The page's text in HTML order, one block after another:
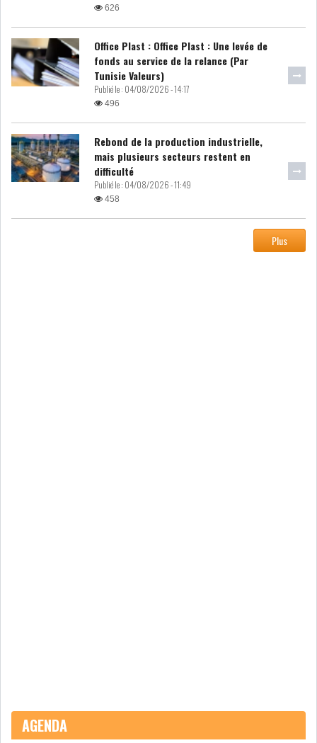
LE CALENDRIER FISCAL ET
ECONOMIE
626
Office Plast : Office Plast : Une levée de
fonds au service de la relance (Par
Tunisie Valeurs)
Publié le : 04/08/2026 - 14:17
496
Rebond de la production industrielle,
mais plusieurs secteurs restent en
difficulté
Publié le : 04/08/2026 - 11:49
458
Plus
AGENDA